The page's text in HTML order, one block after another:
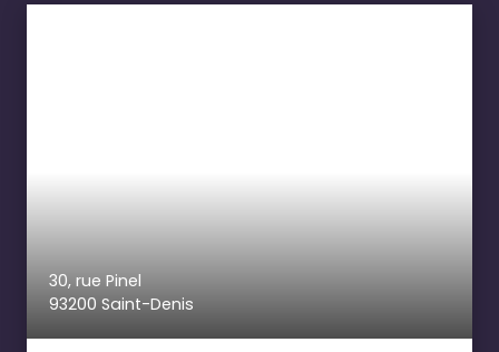
30, rue Pinel
93200 Saint-Denis